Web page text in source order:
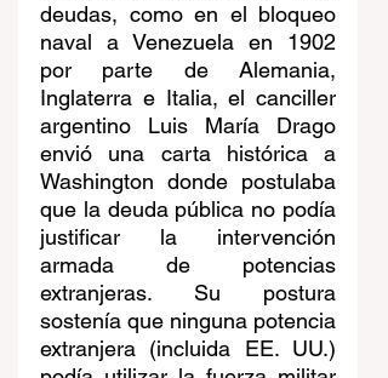
deudas, como en el bloqueo
naval a Venezuela en 1902
por parte de Alemania,
Inglaterra e Italia, el canciller
argentino Luis María Drago
envió una carta histórica a
Washington donde postulaba
que la deuda pública no podía
justificar la intervención
armada de potencias
extranjeras. Su postura
sostenía que ninguna potencia
extranjera (incluida EE. UU.)